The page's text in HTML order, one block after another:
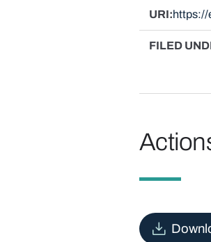
URI https://
FILED